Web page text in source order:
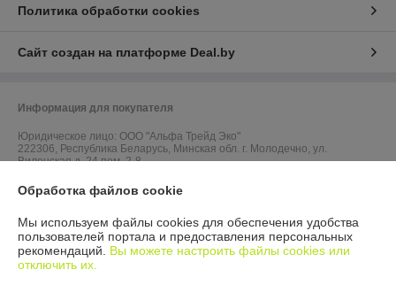
Политика обработки cookies
Сайт создан на платформе Deal.by
Информация для покупателя
Юридическое лицо: ООО "Альфа Трейд Эко"
222306, Республика Беларусь, Минская обл. г. Молодечно, ул.
Виленская д. 24 пом. 2-8
Регистрационный номер ЕГР: 692255641
УНП: 692255641
Регистрационный орган: Молодечненским районным исполнительным
комитетом
Обработка файлов cookie
Мы используем файлы cookies для обеспечения удобства
пользователей портала и предоставления персональных
рекомендаций. Вы можете настроить файлы cookies или
отключить их.